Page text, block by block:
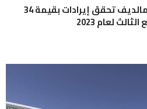
شركة الاتصالات (أوريدو) بالمالديف تحقق إيرادات بقيمة 34
لعام 2023